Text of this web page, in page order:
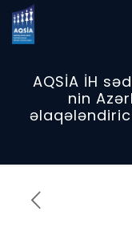
AQSİA İH
nin